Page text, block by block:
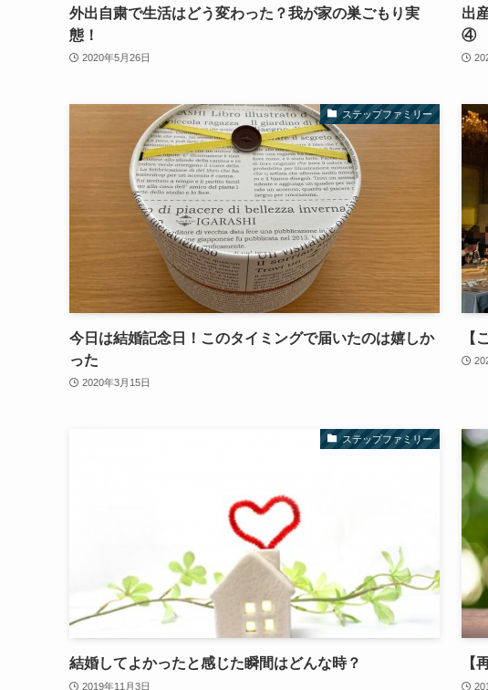
外出自粛で生活はどう変わった？我が家の巣ごもり実
態！
2020年5月26日
出
④
ステップファミリー
今日は結婚記念日！このタイミングで届いたのは嬉しか
った
2020年3月15日
【
ステップファミリー
結婚してよかったと感じた瞬間はどんな時？
2019年11月3日
【